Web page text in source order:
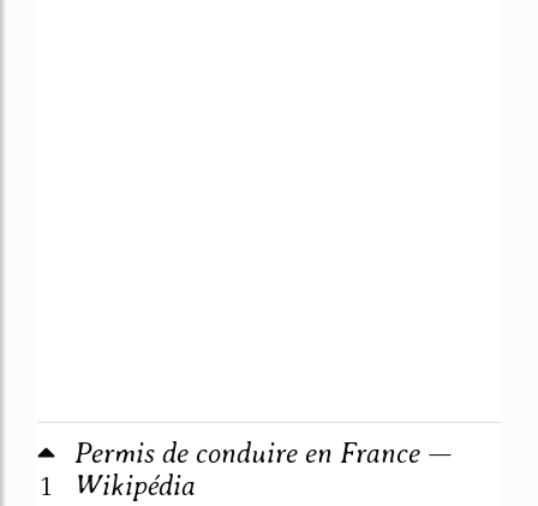
1
Permis de conduire en France —
Wikipédia